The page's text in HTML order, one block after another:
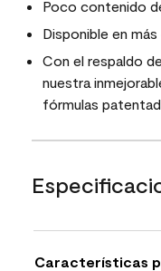
Poco contenido
Disponible en
Con el respaldo de
nuestra
fórmulas
Características